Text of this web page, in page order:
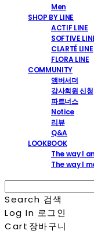
Men
SHOP BY LINE
ACTIF LINE
SOFTIVE
CLARTÉ LINE
FLORA LINE
COMMUNITY
앰버서더
강사회원 신청
파트너스
Notice
리뷰
Q&A
LOOKBOOK
The way I
The way I
Search 검색
Log In 로그인
Cart 장바구니